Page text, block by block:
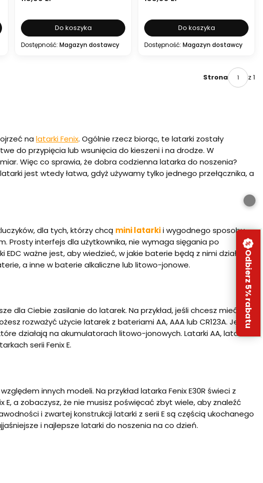
Do koszyka
Dostępność: Magazyn dostawcy
Do koszyka
Dostępność: Magazyn dostawcy
Strona z 1
na latarki Fenix. Ogólnie rzecz biorąc, te latarki zostały
do przypięcia lub wsunięcia do kieszeni i na drodze. W
Więc co sprawia, że dobra codzienna latarka do noszenia?
jest wtedy łatwa, gdyż używamy tylko jednego przełącznika, a
dla tych, którzy chcą mini latarkii wygodnego sposobu
Prosty interfejs dla użytkownika, nie wymaga sięgania po
EDC ważne jest, aby wiedzieć, w jakie baterie będą z nimi działać.
a inne w baterie alkaliczne lub litowo-jonowe.
dla Ciebie zasilanie do latarek. Na przykład, jeśli chcesz mieć
rozważyć użycie latarek z bateriami AA, AAA lub CR123A. Jeśli
działają na akumulatorach litowo-jonowych. Latarki AA, latarki
serii Fenix E.
innych modeli. Na przykład latarka Fenix E30R świeci z
a zobaczysz, że nie musisz poświęcać zbyt wiele, aby znaleźć
i zwartej konstrukcji latarki z serii E są częścią ukochanego
i najlepsze latarki do noszenia na co dzień.
Odbierz 5% rabatu